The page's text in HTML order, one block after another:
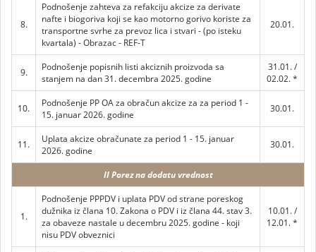
8.
Podnošenje zahteva za refakciju akcize za derivate
nafte i biogoriva koji se kao motorno gorivo koriste za
transportne svrhe za prevoz lica i stvari - (po isteku
kvartala) - Obrazac - REF-T
20.01.
9.
Podnošenje popisnih listi akciznih proizvoda sa
stanjem na dan 31. decembra 2025. godine
31.01. /
02.02. *
10.
Podnošenje PP OA za obračun akcize za za period 1 -
15. januar 2026. godine
30.01.
11.
Uplata akcize obračunate za period 1 - 15. januar
2026. godine
30.01.
II Porez na dodatu vrednost
1.
Podnošenje PPPDV i uplata PDV od strane poreskog
dužnika iz člana 10. Zakona o PDV i iz člana 44. stav 3.
za obaveze nastale u decembru 2025. godine - koji
nisu PDV obveznici
10.01. /
12.01. *